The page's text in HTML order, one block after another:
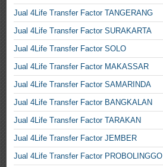
Jual 4Life Transfer Factor TANGERANG
Jual 4Life Transfer Factor SURAKARTA
Jual 4Life Transfer Factor SOLO
Jual 4Life Transfer Factor MAKASSAR
Jual 4Life Transfer Factor SAMARINDA
Jual 4Life Transfer Factor BANGKALAN
Jual 4Life Transfer Factor TARAKAN
Jual 4Life Transfer Factor JEMBER
Jual 4Life Transfer Factor PROBOLINGGO